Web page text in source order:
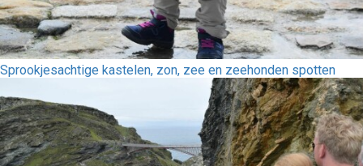
Sprookjesachtige kastelen, zon, zee en zeehonden spotten